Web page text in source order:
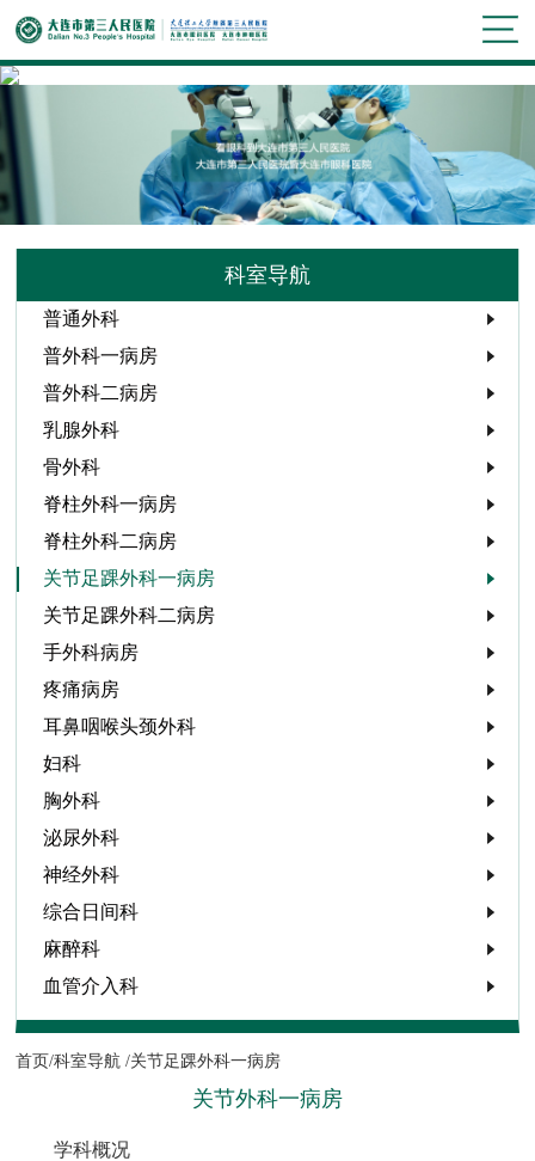
科室导航
普通外科
普外科一病房
普外科二病房
乳腺外科
骨外科
脊柱外科一病房
脊柱外科二病房
关节足踝外科一病房
关节足踝外科二病房
手外科病房
疼痛病房
耳鼻咽喉头颈外科
妇科
胸外科
泌尿外科
神经外科
综合日间科
麻醉科
血管介入科
首页/科室导航 /关节足踝外科一病房
关节外科一病房
学科概况